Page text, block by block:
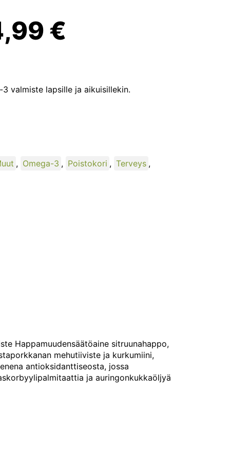
€.
€
on:
3 valmiste lapsille ja aikuisillekin.
, Omega-3 , Poistokori , Terveys ,
Happamuudensäätöaine sitruunahappo,
mehutiiviste ja kurkumiini,
antioksidanttiseosta, jossa
ja auringonkukkaöljyä